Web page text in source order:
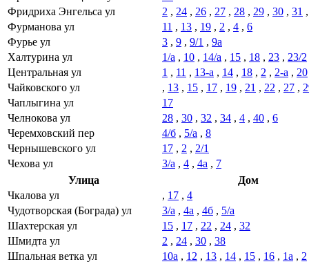
Фридриха Энгельса ул
2 , 24 , 26 , 27 , 28 , 29 , 30 , 31
Фурманова ул
11 , 13 , 19 , 2 , 4 , 6
Фурье ул
3 , 9 , 9/1 , 9а
Халтурина ул
1/а , 10 , 14/а , 15 , 18 , 23 , 23/2
Центральная ул
1 , 11 , 13-а , 14 , 18 , 2 , 2-а , 20
Чайковского ул
, 13 , 15 , 17 , 19 , 21 , 22 , 27 ,
Чаплыгина ул
17
Челнокова ул
28 , 30 , 32 , 34 , 4 , 40 , 6
Черемховский пер
4/б , 5/а , 8
Чернышевского ул
17 , 2 , 2/1
Чехова ул
3/а , 4 , 4а , 7
Улица
Дом
Чкалова ул
, 17 , 4
Чудотворская (Бограда) ул
3/а , 4а , 4б , 5/а
Шахтерская ул
15 , 17 , 22 , 24 , 32
Шмидта ул
2 , 24 , 30 , 38
Шпальная ветка ул
10а , 12 , 13 , 14 , 15 , 16 , 1а , 2